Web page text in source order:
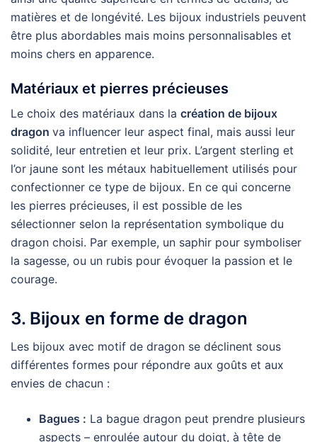
matières et de longévité. Les bijoux industriels peuvent
être plus abordables mais moins personnalisables et
moins chers en apparence.
Matériaux et pierres précieuses
Le choix des matériaux dans la création de bijoux
dragon va influencer leur aspect final, mais aussi leur
solidité, leur entretien et leur prix. L’argent sterling et
l’or jaune sont les métaux habituellement utilisés pour
confectionner ce type de bijoux. En ce qui concerne
les pierres précieuses, il est possible de les
sélectionner selon la représentation symbolique du
dragon choisi. Par exemple, un saphir pour symboliser
la sagesse, ou un rubis pour évoquer la passion et le
courage.
3. Bijoux en forme de dragon
Les bijoux avec motif de dragon se déclinent sous
différentes formes pour répondre aux goûts et aux
envies de chacun :
Bagues : La bague dragon peut prendre plusieurs
aspects – enroulée autour du doigt, à tête de